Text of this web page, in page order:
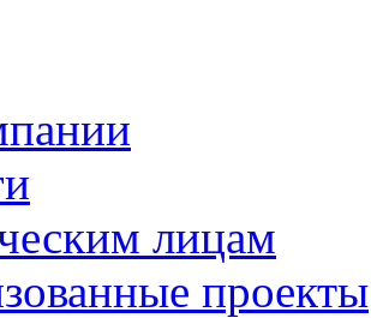
лицам
проекты